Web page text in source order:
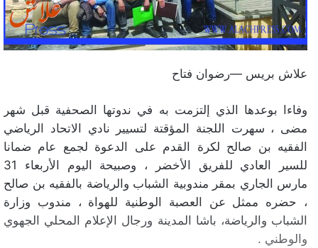
علاش بريس —رضوان فتاح
وفاءا بوعدها الذي إلتزمت به في ندوتها الصحفية قبل شهر
مضى ، سهرت اللجنة المؤقتة لتسيير نادي الاتحاد الرياضي
الفقيه بن صالح لكرة القدم على الدعوة لجمع عام ضمانا
للسير العادي للفريق الأخضر ، وصبيحة اليوم الأربعاء 31
مارس الجاري بمقر مندوبية الشباب والرياضة بالفقيه بن صالح
، حضره ممثل عن العصبة الوطنية للهواة ، مندوب وزارة
الشباب والرياضة، باشا المدينة ورجال الإعلام المحلي الجهوي
والوطني .